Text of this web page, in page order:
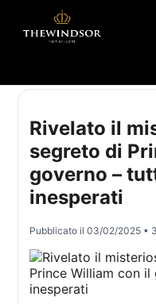
Rivelato il
segreto di
governo –
inesperati
Pubblicato il03/02/2025 •